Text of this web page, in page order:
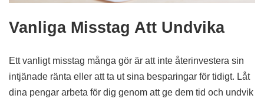
Vanliga Misstag Att Undvika
Ett vanligt misstag många gör är att inte återinvestera sin
intjänade ränta eller att ta ut sina besparingar för tidigt. Låt
dina pengar arbeta för dig genom att ge dem tid och undvik